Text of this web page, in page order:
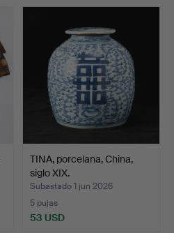
TINA, porcelana, China,
siglo XIX.
Subastado 1 jun 2026
5 pujas
53 USD